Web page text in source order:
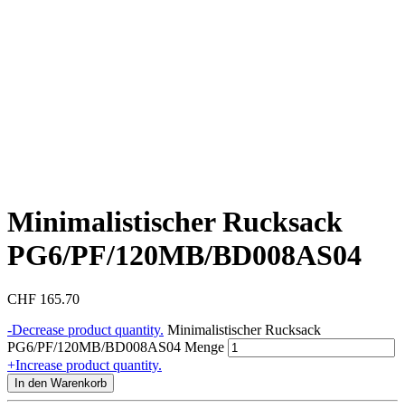
Minimalistischer Rucksack
PG6/PF/120MB/BD008AS04
CHF 165.70
-Decrease product quantity. Minimalistischer Rucksack
PG6/PF/120MB/BD008AS04 Menge
+Increase product quantity.
In den Warenkorb